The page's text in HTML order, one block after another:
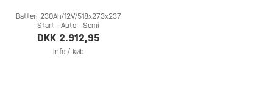
Batteri 230Ah/12V/518x273x237
Start - Auto - Semi
DKK 2.912,95
Info / køb